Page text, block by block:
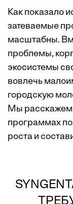
Как показало
затеваемые
масштабны.
проблемы,
экосистемы
вовлечь
городскую
Мы расскажем
программах
роста и